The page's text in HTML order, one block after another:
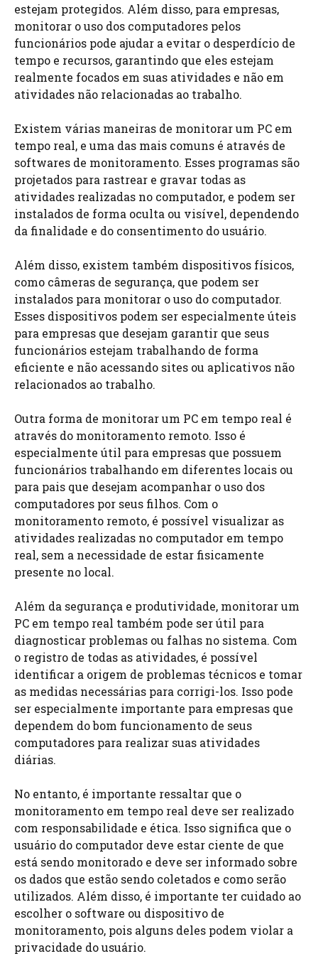
estejam protegidos. Além disso, para empresas,
monitorar o uso dos computadores pelos
funcionários pode ajudar a evitar o desperdício de
tempo e recursos, garantindo que eles estejam
realmente focados em suas atividades e não em
atividades não relacionadas ao trabalho.
Existem várias maneiras de monitorar um PC em
tempo real, e uma das mais comuns é através de
softwares de monitoramento. Esses programas são
projetados para rastrear e gravar todas as
atividades realizadas no computador, e podem ser
instalados de forma oculta ou visível, dependendo
da finalidade e do consentimento do usuário.
Além disso, existem também dispositivos físicos,
como câmeras de segurança, que podem ser
instalados para monitorar o uso do computador.
Esses dispositivos podem ser especialmente úteis
para empresas que desejam garantir que seus
funcionários estejam trabalhando de forma
eficiente e não acessando sites ou aplicativos não
relacionados ao trabalho.
Outra forma de monitorar um PC em tempo real é
através do monitoramento remoto. Isso é
especialmente útil para empresas que possuem
funcionários trabalhando em diferentes locais ou
para pais que desejam acompanhar o uso dos
computadores por seus filhos. Com o
monitoramento remoto, é possível visualizar as
atividades realizadas no computador em tempo
real, sem a necessidade de estar fisicamente
presente no local.
Além da segurança e produtividade, monitorar um
PC em tempo real também pode ser útil para
diagnosticar problemas ou falhas no sistema. Com
o registro de todas as atividades, é possível
identificar a origem de problemas técnicos e tomar
as medidas necessárias para corrigi-los. Isso pode
ser especialmente importante para empresas que
dependem do bom funcionamento de seus
computadores para realizar suas atividades
diárias.
No entanto, é importante ressaltar que o
monitoramento em tempo real deve ser realizado
com responsabilidade e ética. Isso significa que o
usuário do computador deve estar ciente de que
está sendo monitorado e deve ser informado sobre
os dados que estão sendo coletados e como serão
utilizados. Além disso, é importante ter cuidado ao
escolher o software ou dispositivo de
monitoramento, pois alguns deles podem violar a
privacidade do usuário.